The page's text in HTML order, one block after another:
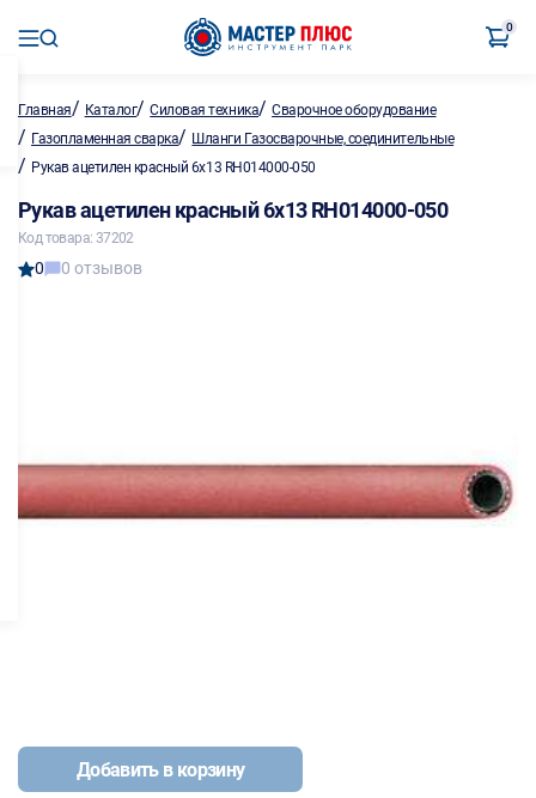
0
Главная/ Каталог/Силовая техника/Сварочное оборудование
/ Газопламенная сварка/ Шланги Газосварочные, соединительные
/ Рукав ацетилен красный 6х13 RH014000-050
Рукав ацетилен красный 6х13 RH014000-050
Код товара: 37202
0 0 отзывов
Добавить в корзину